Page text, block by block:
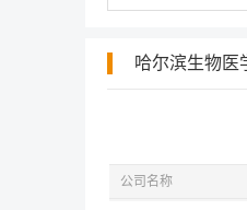
哈尔滨生物医
公司名称